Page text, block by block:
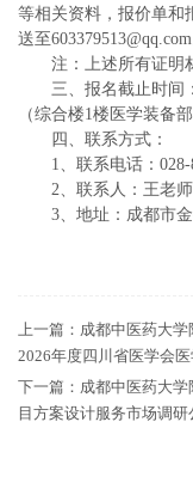
等相关资料，报价单和
送至603379513@qq.com
注：上述所有证明
三、报名截止时间
（综合楼1楼医学装备
四、联系方式：
1、联系电话：028-
2、联系人：王老师
3、地址：成都市
上一篇： 成都中医药大
2026年度四川省医学会
下一篇： 成都中医药大
目方案设计服务市场调研